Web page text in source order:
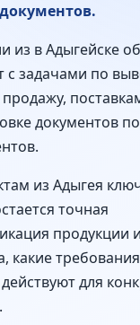
из в Адыгейске
с задачами по
документов
из Адыгея
точная
продукции и
какие требования
для